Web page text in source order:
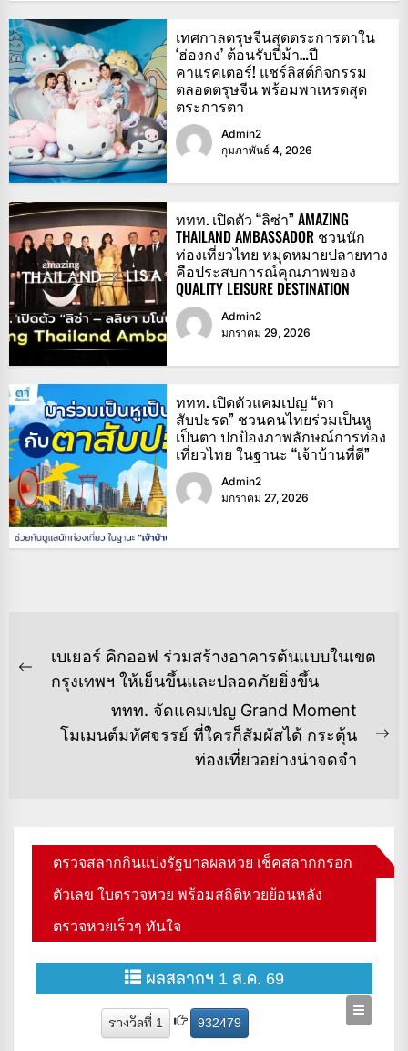
เทศกาลตรุษจีนสุดตระการตาใน
‘ฮ่องกง’ ต้อนรับปีม้า…ปี
คาแรคเตอร์! แชร์ลิสต์กิจกรรม
ตลอดตรุษจีน พร้อมพาเหรดสุด
ตระการตา
Admin2
กุมภาพันธ์ 4, 2026
ททท. เปิดตัว “ลิซ่า” AMAZING
THAILAND AMBASSADOR ชวนนัก
ท่องเที่ยวไทย หมุดหมายปลายทาง
คือประสบการณ์คุณภาพของ
QUALITY LEISURE DESTINATION
Admin2
มกราคม 29, 2026
ททท. เปิดตัวแคมเปญ “ตา
สับปะรด” ชวนคนไทยร่วมเป็นหู
เป็นตา ปกป้องภาพลักษณ์การท่อง
เที่ยวไทย ในฐานะ “เจ้าบ้านที่ดี”
Admin2
มกราคม 27, 2026
แนะแนว
เรื่อง
Previous
เบเยอร์ คิกออฟ ร่วมสร้างอาคารต้นแบบในเขต
กรุงเทพฯ ให้เย็นขึ้นและปลอดภัยยิ่งขึ้น
ททท. จัดแคมเปญ Grand Moment
โมเมนต์มหัศจรรย์ ที่ใครก็สัมผัสได้ กระตุ้น
ท่องเที่ยวอย่างน่าจดจำ
ตรวจสลากกินแบ่งรัฐบาลผลหวย เช็คสลากกรอก
ตัวเลข ใบตรวจหวย พร้อมสถิติหวยย้อนหลัง
ตรวจหวยเร็วๆ ทันใจ